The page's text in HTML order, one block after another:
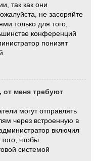
так как они
не засоряйте
только для того,
конференций
понизят
от меня требуют
могут отправлять
через встроенную в
включил
чтобы
системой